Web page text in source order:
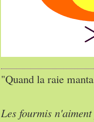
"Quand la raie
Les fourmis